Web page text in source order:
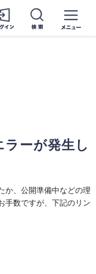
ーが発生し
か、公開準備中などの理
手数ですが、下記のリン